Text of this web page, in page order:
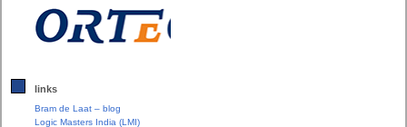
links
Bram de Laat – blog
Logic Masters India (LMI)